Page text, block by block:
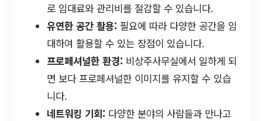
로 임대료와 관리비를 절감할 수 있습니다.
유연한 공간 활용: 필요에 따라 다양한 공간을 임
대하여 활용할 수 있는 장점이 있습니다.
프로페셔널한 환경: 비상주사무실에서 일하게 되
면 보다 프로페셔널한 이미지를 유지할 수 있습
니다.
네트워킹 기회: 다양한 분야의 사람들과 만나고